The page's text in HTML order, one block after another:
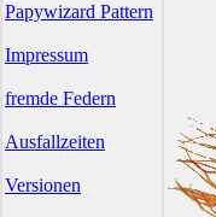
Papywizard Pattern
Impressum
fremde Federn
Ausfallzeiten
Versionen